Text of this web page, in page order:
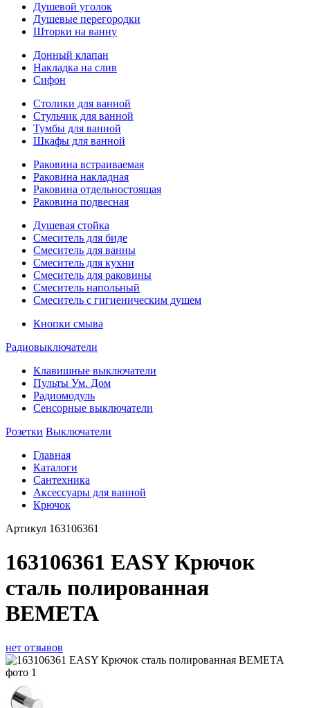
Душевой уголок
Душевые перегородки
Шторки на ванну
Донный клапан
Накладка на слив
Сифон
Столики для ванной
Стульчик для ванной
Тумбы для ванной
Шкафы для ванной
Раковина встраиваемая
Раковина накладная
Раковина отдельностоящая
Раковина подвесная
Душевая стойка
Смеситель для биде
Смеситель для ванны
Смеситель для кухни
Смеситель для раковины
Смеситель напольный
Смеситель с гигиеническим душем
Кнопки смыва
Радиовыключатели
Клавишные выключатели
Пульты Ум. Дом
Радиомодуль
Сенсорные выключатели
Розетки Выключатели
Главная
Каталоги
Сантехника
Аксессуары для ванной
Крючок
Артикул 163106361
163106361 EASY Крючок
сталь полированная
BEMETA
нет отзывов